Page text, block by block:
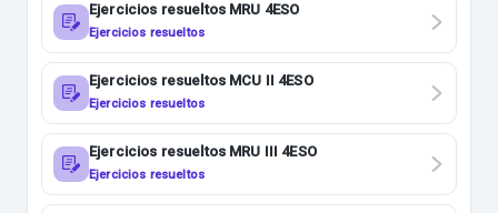
Ejercicios resueltos MRU 4ESO
Ejercicios resueltos
Ejercicios resueltos MCU II 4ESO
Ejercicios resueltos
Ejercicios resueltos MRU III 4ESO
Ejercicios resueltos